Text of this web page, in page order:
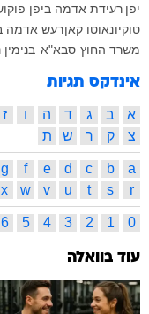
יפן רעידת אדמה ביפן
טוקיונאוטו קאןרעש אדמה
משרד החוץ סבא"א בנימין
אינדקס תגיות
א ב ג ד ה ו ז
צ
ק ר ש ת
a
b
c
d
e
f
g
r
s
t
u
v
w
x
0
1
2
3
4
5
6
עוד בוואלה